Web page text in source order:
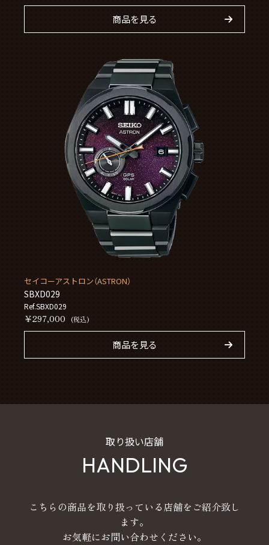
商品を見る
セイコーアストロン（ASTRON）
SBXD029
Ref.SBXD029
￥297,000 (税込)
商品を見る
取り扱い店舗
HANDLING
こちらの商品を取り扱っている店舗をご紹介致し
ます。
お気軽にお問い合わせください。